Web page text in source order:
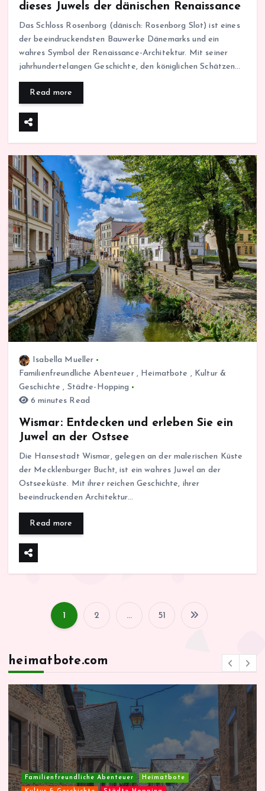
dieses Juwels der dänischen Renaissance
Das Schloss Rosenborg (dänisch: Rosenborg Slot) ist eines
der beeindruckendsten Bauwerke Dänemarks und ein
wahres Symbol der Renaissance-Architektur. Mit seiner
jahrhundertelangen Geschichte, den königlichen Schätzen…
Read more
Isabella Mueller
Familienfreundliche Abenteuer, Heimatbote , Kultur &
Geschichte , Städte-Hopping
6 minutes Read
Wismar: Entdecken und erleben Sie ein
Juwel an der Ostsee
Die Hansestadt Wismar, gelegen an der malerischen Küste
der Mecklenburger Bucht, ist ein wahres Juwel an der
Ostseeküste. Mit ihrer reichen Geschichte, ihrer
beeindruckenden Architektur…
Read more
S
i
t
n
1 2 … 51
heimatbote.com
Familienfreundliche Abenteuer Heimatbote
Kultur & Geschichte Städte-Hopping